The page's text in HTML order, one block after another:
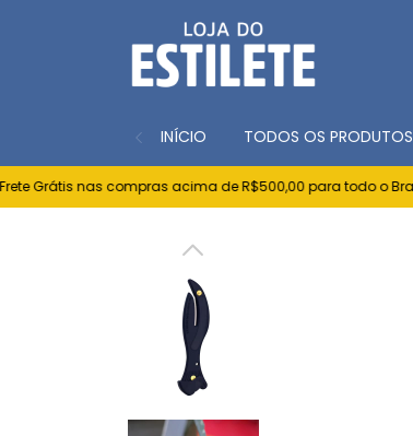
INÍCIO TODOS OS PRODUTOS
Grátis nas compras acima de R$500,00 para todo o Brasil